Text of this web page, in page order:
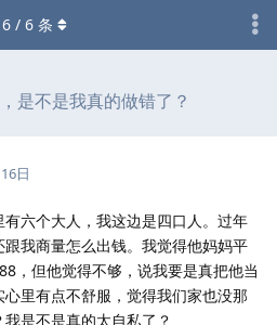
是不是我真的做错了？
6 / 6 条
日
六个大人，我这边是四口人。过年
我商量怎么出钱。我觉得他妈妈平
，但他觉得不够，说我要是真把他当
里有点不舒服，觉得我们家也没那
是不是真的太自私了？